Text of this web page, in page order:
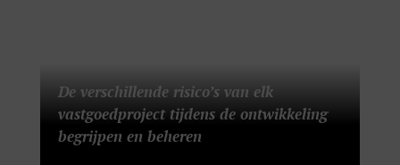
De verschillende risico’s van elk
vastgoedproject tijdens de ontwikkeling
begrijpen en beheren